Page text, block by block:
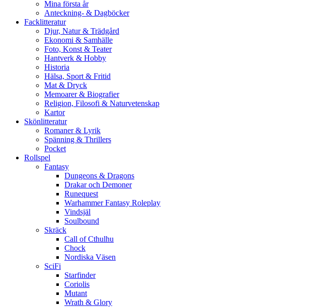
Mina första år
Anteckning- & Dagböcker
Facklitteratur
Djur, Natur & Trädgård
Ekonomi & Samhälle
Foto, Konst & Teater
Hantverk & Hobby
Historia
Hälsa, Sport & Fritid
Mat & Dryck
Memoarer & Biografier
Religion, Filosofi & Naturvetenskap
Kartor
Skönlitteratur
Romaner & Lyrik
Spänning & Thrillers
Pocket
Rollspel
Fantasy
Dungeons & Dragons
Drakar och Demoner
Runequest
Warhammer Fantasy Roleplay
Vindsjäl
Soulbound
Skräck
Call of Cthulhu
Chock
Nordiska Väsen
SciFi
Starfinder
Coriolis
Mutant
Wrath & Glory